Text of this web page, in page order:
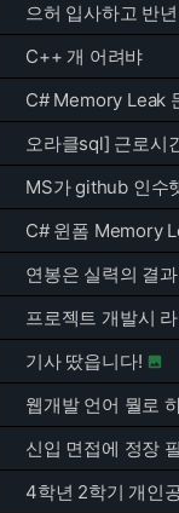
으허 입사하고 반
C++ 개 어려뱌
C# Memory Leak
MS가 github 인수
C# 윈폼 Memory
연봉은 실력의 결
프로젝트 개발시
기사 땄읍니다! 
웹개발 언어 뭘로
신입 면접에 정장
4학년 2학기 개인